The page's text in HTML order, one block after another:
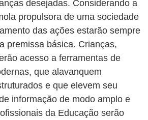
desejadas. Considerando a
propulsora de uma sociedade
das ações estarão sempre
premissa básica. Crianças,
acesso a ferramentas de
que alavanquem
e que elevem seu
informação de modo amplo e
da Educação serão